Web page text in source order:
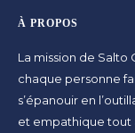
À PROPOS
La mission de Salto
chaque personne
s’épanouir en
et empathique tout